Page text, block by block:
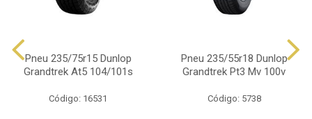
Pneu 235/75r15 Dunlop
Grandtrek At5 104/101s
Código: 16531
Pneu 235/55r18 Dunlop
Grandtrek Pt3 Mv 100v
Código: 5738